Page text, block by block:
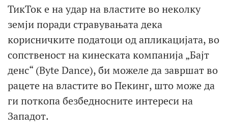
ТикТок е на удар на властите во неколку
земји поради стравувањата дека
корисничките податоци од апликацијата, во
сопственост на кинеската компанија „Бајт
денс“ (Byte Dance), би можеле да завршат во
рацете на властите во Пекинг, што може да
ги поткопа безбедносните интереси на
Западот.